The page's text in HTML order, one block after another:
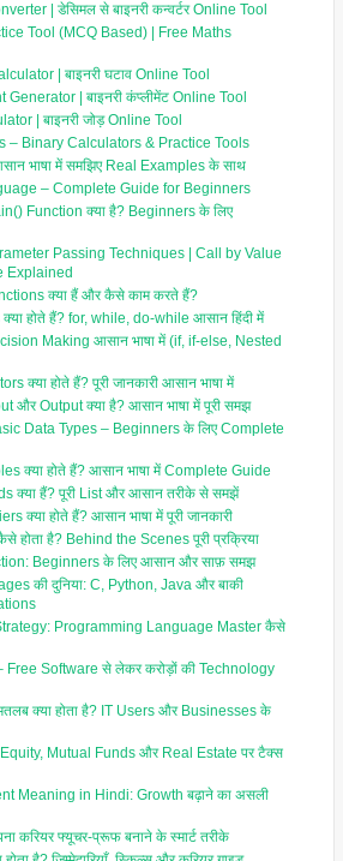
| डेसिमल से बाइनरी कन्वर्टर Online Tool
Tool (MCQ Based) | Free Maths
| बाइनरी घटाव Online Tool
Generator | बाइनरी कंप्लीमेंट Online Tool
| बाइनरी जोड़ Online Tool
– Binary Calculators & Practice Tools
भाषा में समझिए Real Examples के साथ
– Complete Guide for Beginners
Function क्या है? Beginners के लिए
Passing Techniques | Call by Value
Explained
क्या हैं और कैसे काम करते हैं?
होते हैं? for, while, do-while आसान हिंदी में
Making आसान भाषा में (if, if-else, Nested
क्या होते हैं? पूरी जानकारी आसान भाषा में
और Output क्या है? आसान भाषा में पूरी समझ
Data Types – Beginners के लिए Complete
क्या होते हैं? आसान भाषा में Complete Guide
क्या हैं? पूरी List और आसान तरीके से समझें
क्या होते हैं? आसान भाषा में पूरी जानकारी
होता है? Behind the Scenes पूरी प्रक्रिया
Beginners के लिए आसान और साफ़ समझ
की दुनिया: C, Python, Java और बाकी
Programming Language Master कैसे
Free Software से लेकर करोड़ों की Technology
क्या होता है? IT Users और Businesses के
Equity, Mutual Funds और Real Estate पर टैक्स
Meaning in Hindi: Growth बढ़ाने का असली
करियर फ्यूचर-प्रूफ बनाने के स्मार्ट तरीके